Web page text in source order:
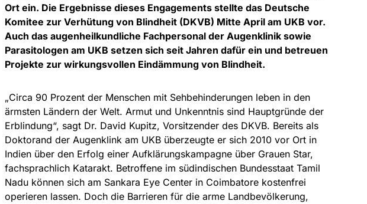
Ort ein. Die Ergebnisse dieses Engagements stellte das Deutsche
Komitee zur Verhütung von Blindheit (DKVB) Mitte April am UKB vor.
Auch das augenheilkundliche Fachpersonal der Augenklinik sowie
Parasitologen am UKB setzen sich seit Jahren dafür ein und betreuen
Projekte zur wirkungsvollen Eindämmung von Blindheit.
„Circa 90 Prozent der Menschen mit Sehbehinderungen leben in den
ärmsten Ländern der Welt. Armut und Unkenntnis sind Hauptgründe der
Erblindung“, sagt Dr. David Kupitz, Vorsitzender des DKVB. Bereits als
Doktorand der Augenklink am UKB überzeugte er sich 2010 vor Ort in
Indien über den Erfolg einer Aufklärungskampagne über Grauen Star,
fachsprachlich Katarakt. Betroffene im südindischen Bundesstaat Tamil
Nadu können sich am Sankara Eye Center in Coimbatore kostenfrei
operieren lassen. Doch die Barrieren für die arme Landbevölkerung,